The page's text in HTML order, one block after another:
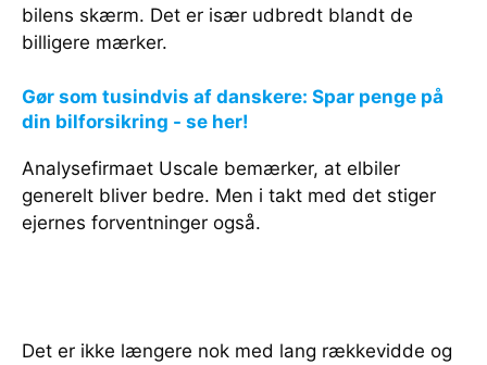
bilens skærm. Det er især udbredt blandt de
billigere mærker.
Gør som tusindvis af danskere: Spar penge på
din bilforsikring - se her!
Analysefirmaet Uscale bemærker, at elbiler
generelt bliver bedre. Men i takt med det stiger
ejernes forventninger også.
Det er ikke længere nok med lang rækkevidde og